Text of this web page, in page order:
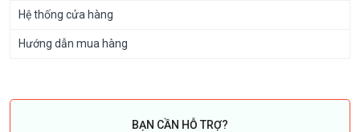
Hệ thống cửa hàng
Hướng dẫn mua hàng
BẠN CẦN HỖ TRỢ?